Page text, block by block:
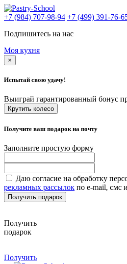
+7 (984) 707-98-94 +7 (499) 391-76-
Подпишитесь на нас
Моя кухня
×
Испытай свою удачу!
Выиграй гарантированный бонус
Крутить колесо
Получите ваш подарок на почту
Заполните простую форму
Даю согласие на обработку
рекламных рассылок по e-mail, смс
Получить подарок
Получить
подарок
Получить